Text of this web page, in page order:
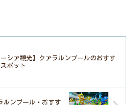
ーシア観光】クアラルンプールのおすす
スポット
ルンプール・おすす